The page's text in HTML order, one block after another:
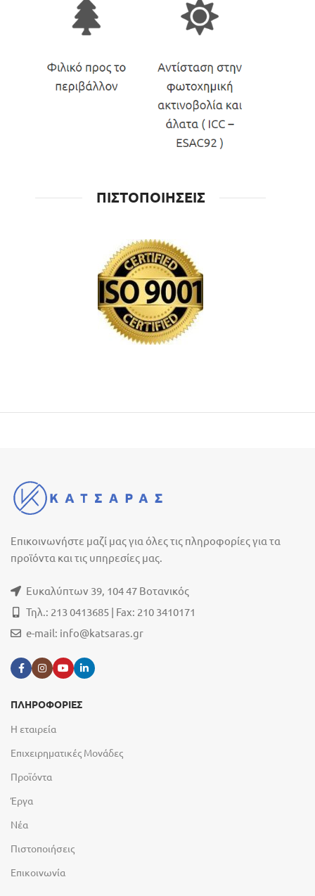
ΠΙΣΤΟΠΟΙΗΣΕΙΣ
Επικοινωνήστε μαζί μας για όλες τις πληροφορίες για τα
προϊόντα και τις υπηρεσίες μας.
Ευκαλύπτων 39, 104 47 Βοτανικός
Τηλ.: 213 0413685 | Fax: 210 3410171
e-mail: info@katsaras.gr
ΠΛΗΡΟΦΟΡΙΕΣ
Η εταιρεία
Επιχειρηματικές Μονάδες
Προϊόντα
Έργα
Νέα
Πιστοποιήσεις
Επικοινωνία